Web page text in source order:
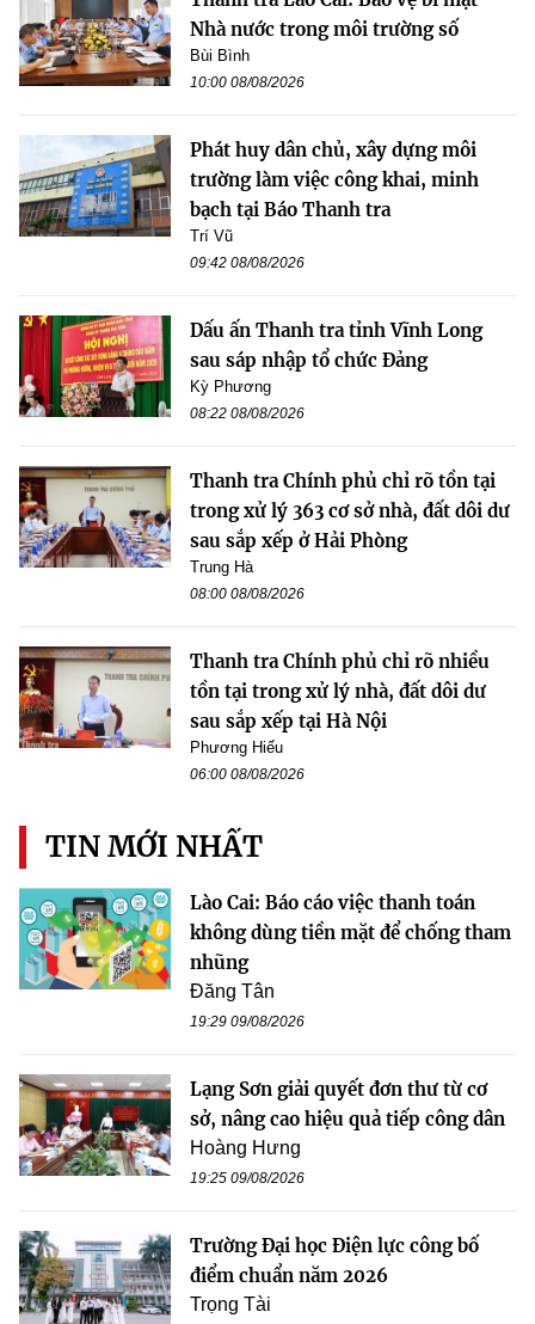
Nhà nước trong môi trường số
Bùi Bình
10:00 08/08/2026
Phát huy dân chủ, xây dựng môi
trường làm việc công khai, minh
bạch tại Báo Thanh tra
Trí Vũ
09:42 08/08/2026
Dấu ấn Thanh tra tỉnh Vĩnh Long
sau sáp nhập tổ chức Đảng
Kỳ Phương
08:22 08/08/2026
Thanh tra Chính phủ chỉ rõ tồn tại
trong xử lý 363 cơ sở nhà, đất dôi dư
sau sắp xếp ở Hải Phòng
Trung Hà
08:00 08/08/2026
Thanh tra Chính phủ chỉ rõ nhiều
tồn tại trong xử lý nhà, đất dôi dư
sau sắp xếp tại Hà Nội
Phương Hiếu
06:00 08/08/2026
TIN MỚI NHẤT
Lào Cai: Báo cáo việc thanh toán
không dùng tiền mặt để chống tham
nhũng
Đăng Tân
19:29 09/08/2026
Lạng Sơn giải quyết đơn thư từ cơ
sở, nâng cao hiệu quả tiếp công dân
Hoàng Hưng
19:25 09/08/2026
Trường Đại học Điện lực công bố
điểm chuẩn năm 2026
Trọng Tài